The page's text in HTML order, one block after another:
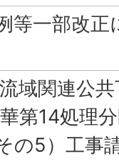
等一部改正
域関連公共
第14処理
の5）工事